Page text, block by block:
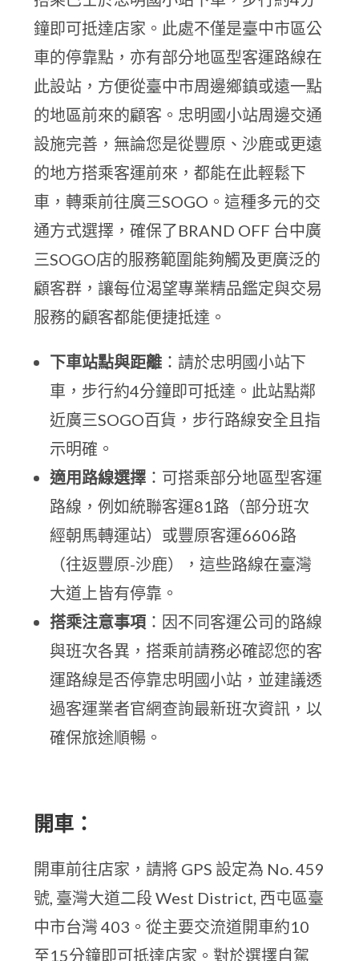
鐘即可抵達店家。此處不僅是臺中市區公
車的停靠點，亦有部分地區型客運路線在
此設站，方便從臺中市周邊鄉鎮或遠一點
的地區前來的顧客。忠明國小站周邊交通
設施完善，無論您是從豐原、沙鹿或更遠
的地方搭乘客運前來，都能在此輕鬆下
車，轉乘前往廣三SOGO。這種多元的交
通方式選擇，確保了BRAND OFF 台中廣
三SOGO店的服務範圍能夠觸及更廣泛的
顧客群，讓每位渴望專業精品鑑定與交易
服務的顧客都能便捷抵達。
下車站點與距離 ：請於忠明國小站下
車，步行約4分鐘即可抵達。此站點鄰
近廣三SOGO百貨，步行路線安全且指
示明確。
適用路線選擇 ：可搭乘部分地區型客運
路線，例如統聯客運81路（部分班次
經朝馬轉運站）或豐原客運6606路
（往返豐原-沙鹿），這些路線在臺灣
大道上皆有停靠。
搭乘注意事項 ：因不同客運公司的路線
與班次各異，搭乘前請務必確認您的客
運路線是否停靠忠明國小站，並建議透
過客運業者官網查詢最新班次資訊，以
確保旅途順暢。
開車：
開車前往店家，請將 GPS 設定為 No. 459
號, 臺灣大道二段 West District, 西屯區臺
中市台灣 403。從主要交流道開車約10
至15分鐘即可抵達店家。對於選擇自駕